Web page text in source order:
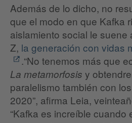
Además de lo dicho, no
que el modo en que Kafka
aislamiento social le suene
Z, la generación con vidas
.“No tenemos más que
La metamorfosis y
paralelismo también con
2020”, afirma Leia,
“Kafka es increíble cuando